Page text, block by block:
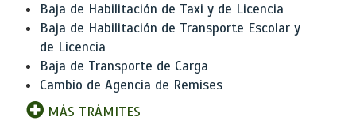
Baja de Habilitación de Taxi y de Licencia
Baja de Habilitación de Transporte Escolar y
de Licencia
Baja de Transporte de Carga
Cambio de Agencia de Remises
MÁS TRÁMITES